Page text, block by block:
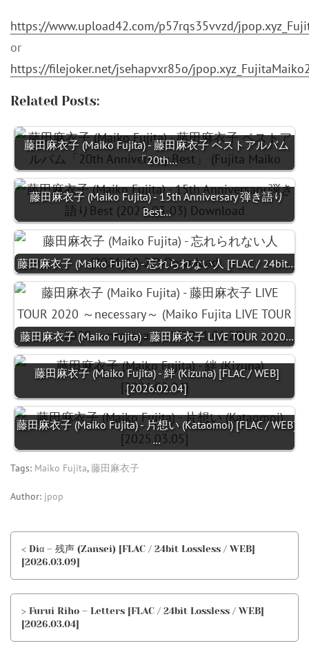
https://www.upload42.com/p57rqs35vvzd/
or
https://filejoker.net/jsehapvxr85o/
Related Posts:
藤田麻衣子 (Maiko Fujita) - 藤田麻衣子 ベストアルバム
「20th…
藤田麻衣子 (Maiko Fujita) - 15th Anniversary 弾き語り
Best…
藤田麻衣子 (Maiko Fujita) - 忘れられない人 [FLAC / 24bit…
藤田麻衣子 (Maiko Fujita) - 藤田麻衣子 LIVE TOUR 2020…
藤田麻衣子 (Maiko Fujita) - 絆 (Kizuna) [FLAC / WEB]
[2026.02.04]
藤田麻衣子 (Maiko Fujita) - 片想い (Kataomoi) [FLAC / WEB]
…
Tags: Maiko Fujita,藤田麻衣子
Author: jpop
< Diα – 残声 (Zansei) [FLAC / 24bit Lossless / WEB]
[2026.03.09]
> Furui Riho – Letters [FLAC / 24bit Lossless / WEB]
[2026.03.04]